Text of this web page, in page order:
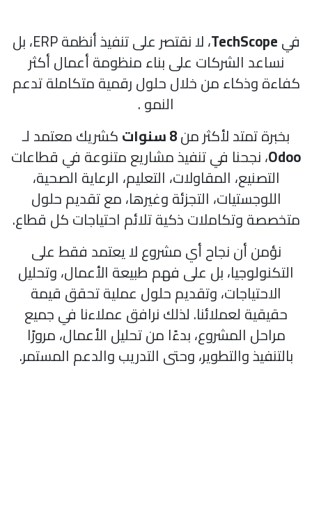
TechScope ، لا نقتصر على تنفيذ أنظمة ERP، بل
نساعد الشركات على بناء منظومة أعمال أكثر
وذكاء من خلال حلول رقمية متكاملة تدعم
النمو .
تمتد لأكثر من8 سنوات كشريك معتمد لـ
، نجحنا في تنفيذ مشاريع متنوعة في قطاعات
التصنيع، المقاولات، التعليم، الرعاية الصحية،
اللوجستيات، التجزئة وغيرها، مع تقديم حلول
وتكاملات ذكية تلائم احتياجات كل قطاع.
نؤمن أن نجاح أي مشروع لا يعتمد فقط على
بل على فهم طبيعة الأعمال، وتحليل
الاحتياجات، وتقديم حلول عملية تحقق قيمة
لعملائنا. لذلك نرافق عملاءنا في جميع
مراحل المشروع، بدءًا من تحليل الأعمال، مرورًا
والتطوير، وحتى التدريب والدعم المستمر.